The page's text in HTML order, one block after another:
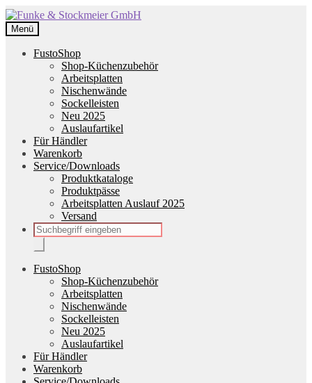
Zur
Navigation
springen
Zum
Inhalt
springen
Menü
FustoShop
Shop-Küchenzubehör
Arbeitsplatten
Nischenwände
Sockelleisten
Neu 2025
Auslaufartikel
Für Händler
Warenkorb
Service/Downloads
Produktkataloge
Produktpässe
Arbeitsplatten Auslauf 2025
Versand
Products
search
FustoShop
Shop-Küchenzubehör
Arbeitsplatten
Nischenwände
Sockelleisten
Neu 2025
Auslaufartikel
Für Händler
Warenkorb